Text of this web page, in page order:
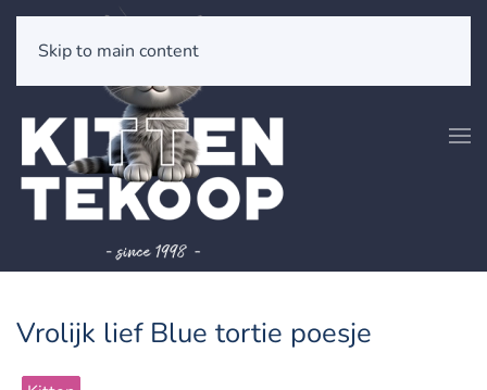
Skip to main content
Vrolijk lief Blue tortie poesje